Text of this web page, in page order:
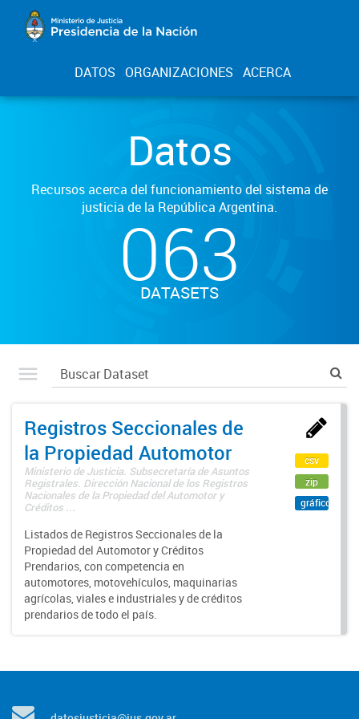
DATOS ORGANIZACIONES ACERCA
Datos
Recursos acerca del funcionamiento del sistema de
justicia de la República Argentina.
063
DATASETS
Registros Seccionales de
la Propiedad Automotor
Ministerio de Justicia. Subsecretaría de Asuntos
Registrales. Dirección Nacional de los Registros
Nacionales de la Propiedad del Automotor y
Créditos ...
Listados de Registros Seccionales de la
Propiedad del Automotor y Créditos
Prendarios, con competencia en
automotores, motovehículos, maquinarias
agrícolas, viales e industriales y de créditos
prendarios de todo el país.
csv
zip
gráfico